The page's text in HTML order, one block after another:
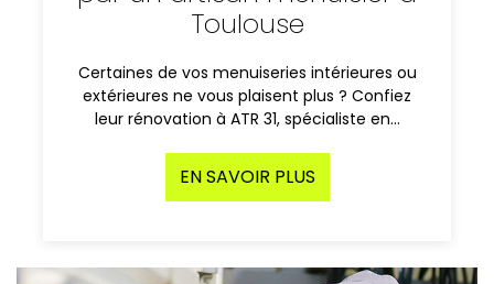
Toulouse
Certaines de vos menuiseries intérieures ou
extérieures ne vous plaisent plus ? Confiez
leur rénovation à ATR 31, spécialiste en…
EN SAVOIR PLUS